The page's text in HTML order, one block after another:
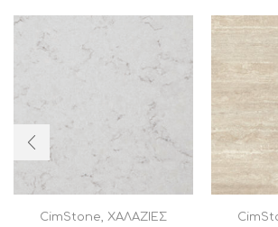
CimStone ΧΑΛΑΖΙΕΣ